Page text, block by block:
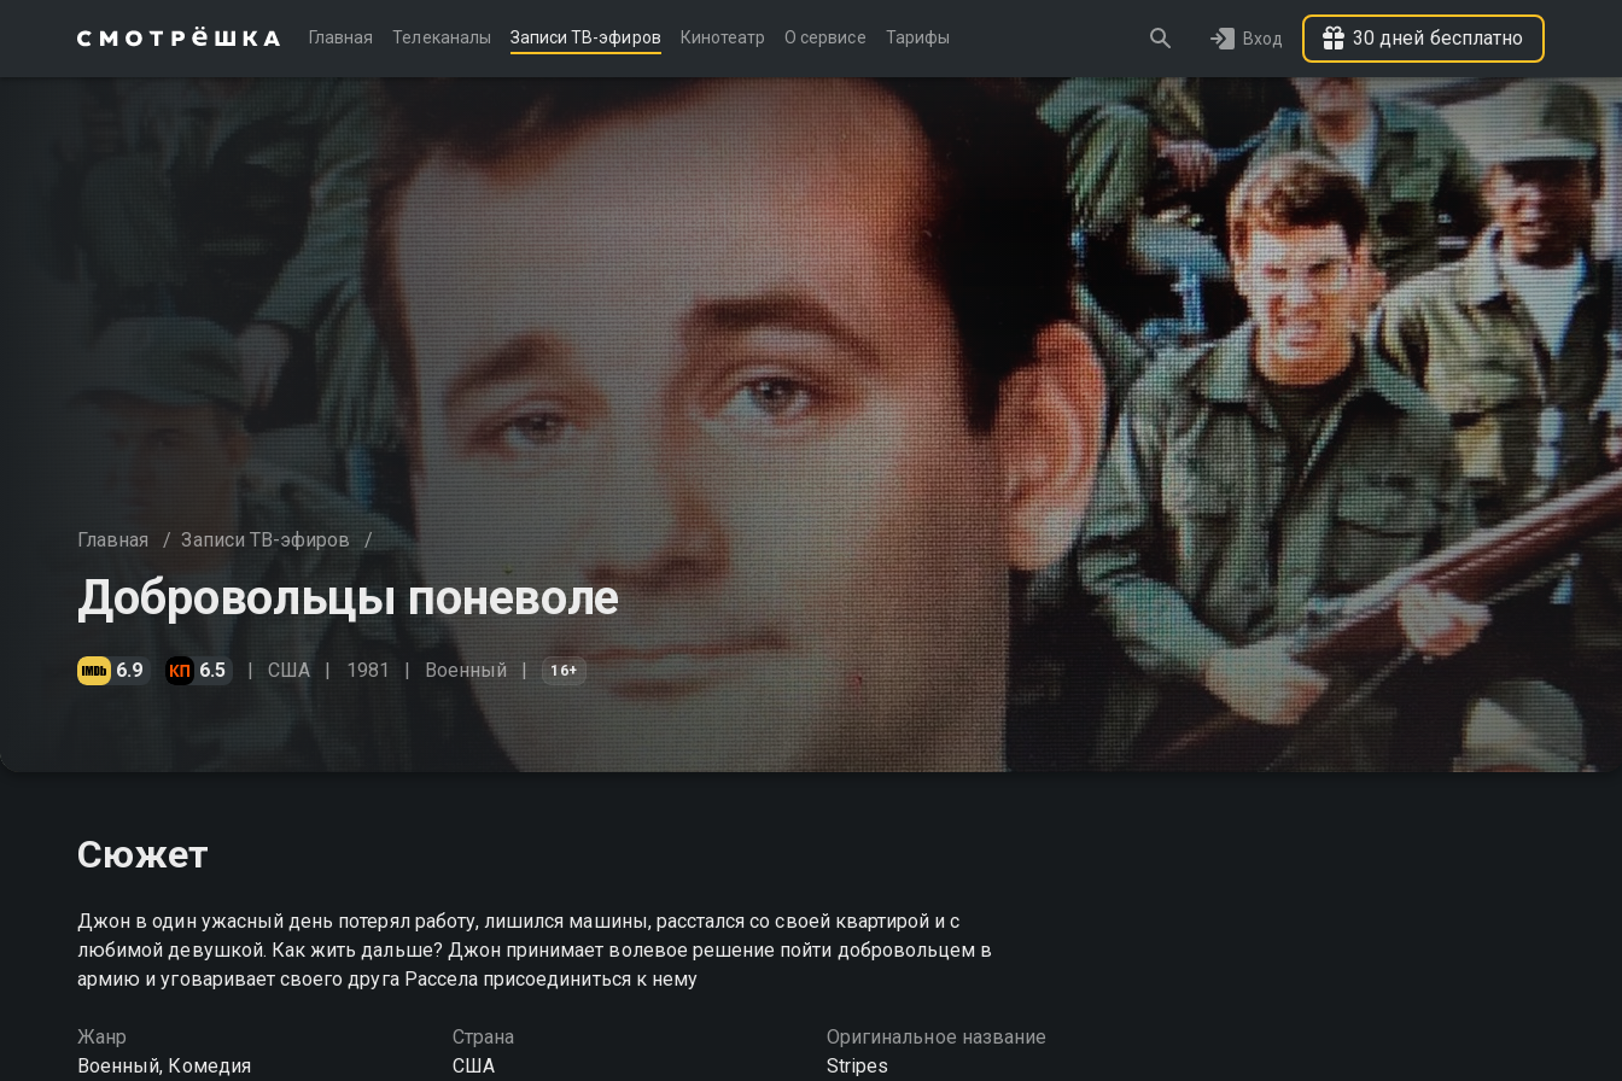
Главная Телеканалы Записи ТВ-эфиров Кинотеатр О сервисе Тарифы Вход 30 дней бесплатно
Главная / Записи ТВ-эфиров /
Добровольцы поневоле
6.9 6.5 США 1981 Военный 16+
Сюжет
Джон в один ужасный день потерял работу, лишился машины, расстался со своей квартирой и с
любимой девушкой. Как жить дальше? Джон принимает волевое решение пойти добровольцем в
армию и уговаривает своего друга Рассела присоединиться к нему
Жанр
Военный, Комедия
Страна
США
Оригинальное название
Stripes